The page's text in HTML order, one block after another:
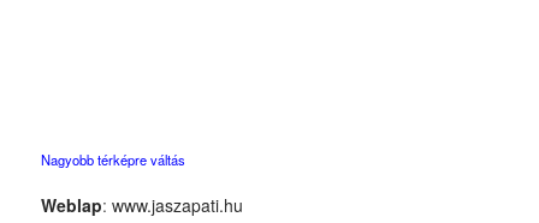
Nagyobb térképre váltás
Weblap: www.jaszapati.hu